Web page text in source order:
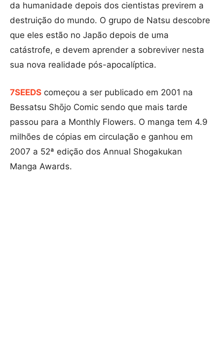
da humanidade depois dos cientistas previrem a
destruição do mundo. O grupo de Natsu descobre
que eles estão no Japão depois de uma
catástrofe, e devem aprender a sobreviver nesta
sua nova realidade pós-apocalíptica.
7SEEDS começou a ser publicado em 2001 na
Bessatsu Shōjo Comic sendo que mais tarde
passou para a Monthly Flowers. O manga tem 4.9
milhões de cópias em circulação e ganhou em
2007 a 52ª edição dos Annual Shogakukan
Manga Awards.